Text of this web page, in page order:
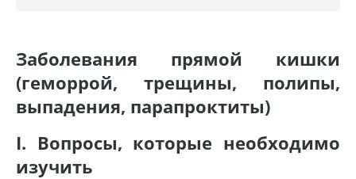
Заболевания прямой кишки
(геморрой, трещины, полипы,
выпадения, парапроктиты)
I. Вопросы, которые необходимо
изучить